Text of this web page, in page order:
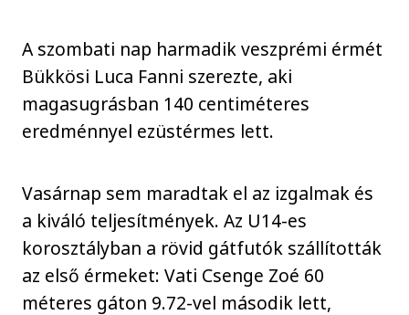
A szombati nap harmadik veszprémi érmét
Bükkösi Luca Fanni szerezte, aki
magasugrásban 140 centiméteres
eredménnyel ezüstérmes lett.
Vasárnap sem maradtak el az izgalmak és
a kiváló teljesítmények. Az U14-es
korosztályban a rövid gátfutók szállították
az első érmeket: Vati Csenge Zoé 60
méteres gáton 9.72-vel második lett,